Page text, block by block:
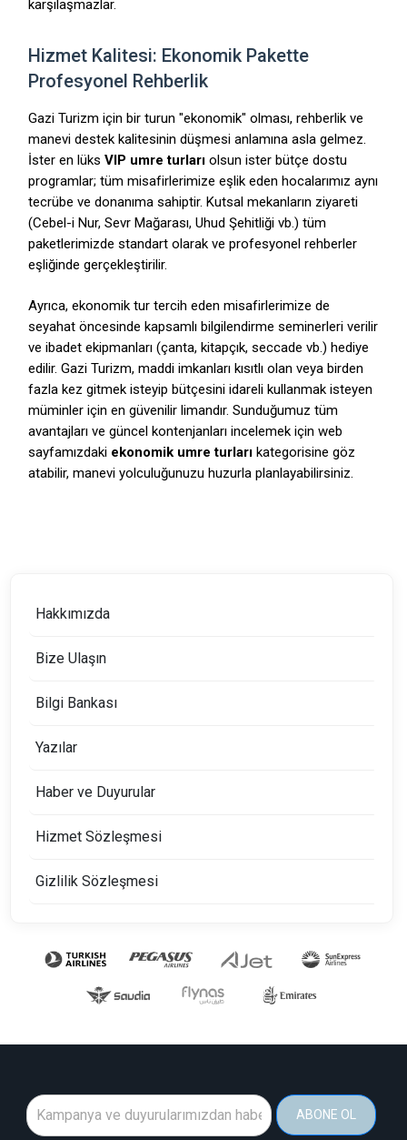
karşılaşmazlar.
Hizmet Kalitesi: Ekonomik Pakette
Profesyonel Rehberlik
Gazi Turizm için bir turun "ekonomik" olması, rehberlik ve
manevi destek kalitesinin düşmesi anlamına asla gelmez.
İster en lüksVIP umre turları olsun ister bütçe dostu
programlar; tüm misafirlerimize eşlik eden hocalarımız aynı
tecrübe ve donanıma sahiptir. Kutsal mekanların ziyareti
(Cebel-i Nur, Sevr Mağarası, Uhud Şehitliği vb.) tüm
paketlerimizde standart olarak ve profesyonel rehberler
eşliğinde gerçekleştirilir.
Ayrıca, ekonomik tur tercih eden misafirlerimize de
seyahat öncesinde kapsamlı bilgilendirme seminerleri verilir
ve ibadet ekipmanları (çanta, kitapçık, seccade vb.) hediye
edilir. Gazi Turizm, maddi imkanları kısıtlı olan veya birden
fazla kez gitmek isteyip bütçesini idareli kullanmak isteyen
müminler için en güvenilir limandır. Sunduğumuz tüm
avantajları ve güncel kontenjanları incelemek için web
sayfamızdaki ekonomik umre turları kategorisine göz
atabilir, manevi yolculuğunuzu huzurla planlayabilirsiniz.
Hakkımızda
Bize Ulaşın
Bilgi Bankası
Yazılar
Haber ve Duyurular
Hizmet Sözleşmesi
Gizlilik Sözleşmesi
ABONE OL